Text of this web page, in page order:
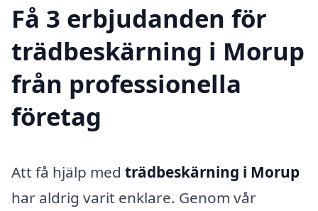
Få 3 erbjudanden för
trädbeskärning i Morup
från professionella
företag
Att få hjälp med trädbeskärning i Morup
har aldrig varit enklare. Genom vår